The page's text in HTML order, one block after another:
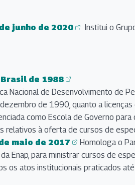
junho de 2020
Institui o
de 1988
Nacional de Desenvolvimento de
de 1990, quanto a
como Escola de Governo
relativos à oferta de cursos de
maio de 2017
Homologa o
Enap, para ministrar cursos de
os atos institucionais praticados